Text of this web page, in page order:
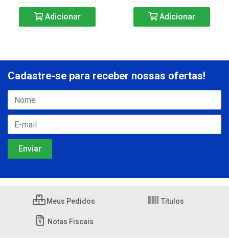
Adicionar Adicionar
Cadastre-se para receber nossas ofertas!
Meus Pedidos Títulos
Notas Fiscais